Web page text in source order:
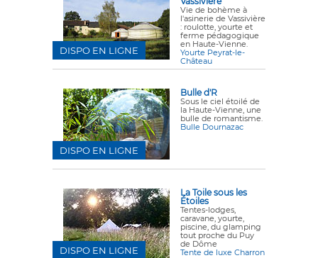
Vie de bohème à
l'asinerie de Vassivière
: roulotte, yourte et
ferme pédagogique
en Haute-Vienne.
Yourte Peyrat-le-
Château
DISPO EN LIGNE
Bulle d'R
Sous le ciel étoilé de
la Haute-Vienne, une
bulle de romantisme.
Bulle Dournazac
DISPO EN LIGNE
La Toile sous les
Étoiles
Tentes-lodges,
caravane, yourte,
piscine, du glamping
tout proche du Puy
de Dôme
Tente de luxe Charron
DISPO EN LIGNE